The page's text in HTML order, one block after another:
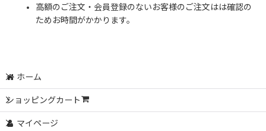
高額のご注文・会員登録のないお客様のご注文はは確認の
ためお時間がかかります。
ホーム
ショッピングカート
マイページ